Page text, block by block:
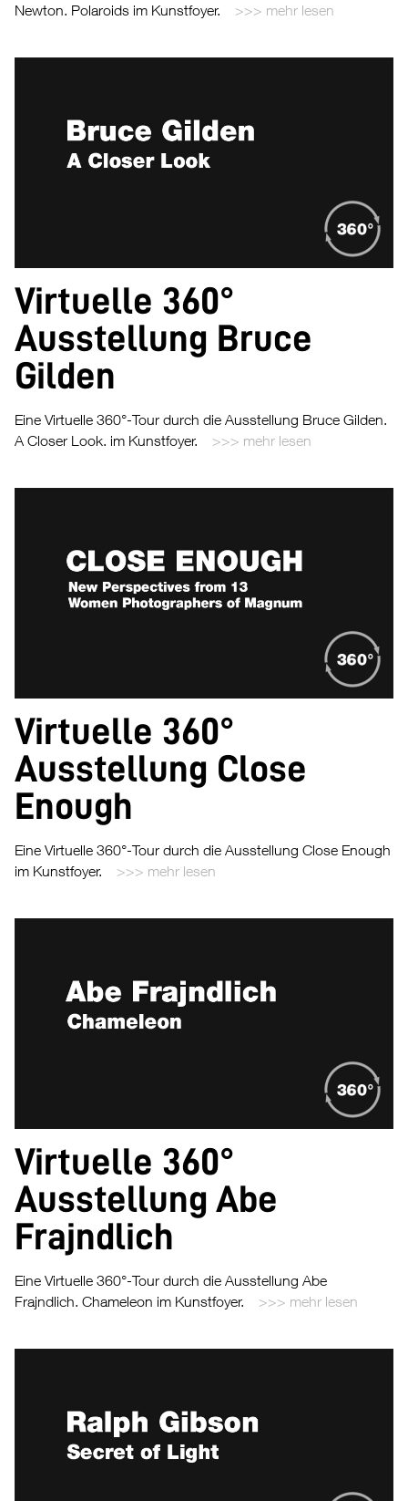
Newton. Polaroids im Kunstfoyer.
mehr lesen
Virtuelle 360°
Ausstellung Bruce
Gilden
Eine Virtuelle 360°-Tour durch die Ausstellung Bruce Gilden.
A Closer Look. im Kunstfoyer.
mehr lesen
Virtuelle 360°
Ausstellung Close
Enough
Eine Virtuelle 360°-Tour durch die Ausstellung Close Enough
im Kunstfoyer.
mehr lesen
Virtuelle 360°
Ausstellung Abe
Frajndlich
Eine Virtuelle 360°-Tour durch die Ausstellung Abe
Frajndlich. Chameleon im Kunstfoyer.
mehr lesen